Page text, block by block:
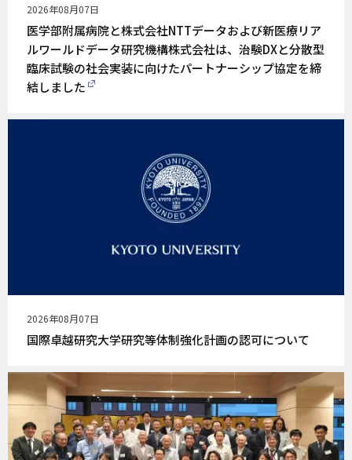
公
開
日
2026年08月07日
医学部附属病院と株式会社NTTデータおよび新医療リア
ルワールドデータ研究機構株式会社は、治験DXと分散型
臨床試験の社会実装に向けたパートナーシップ協定を締
結しました
公
開
日
2026年08月07日
国際卓越研究大学研究等体制強化計画の認可について